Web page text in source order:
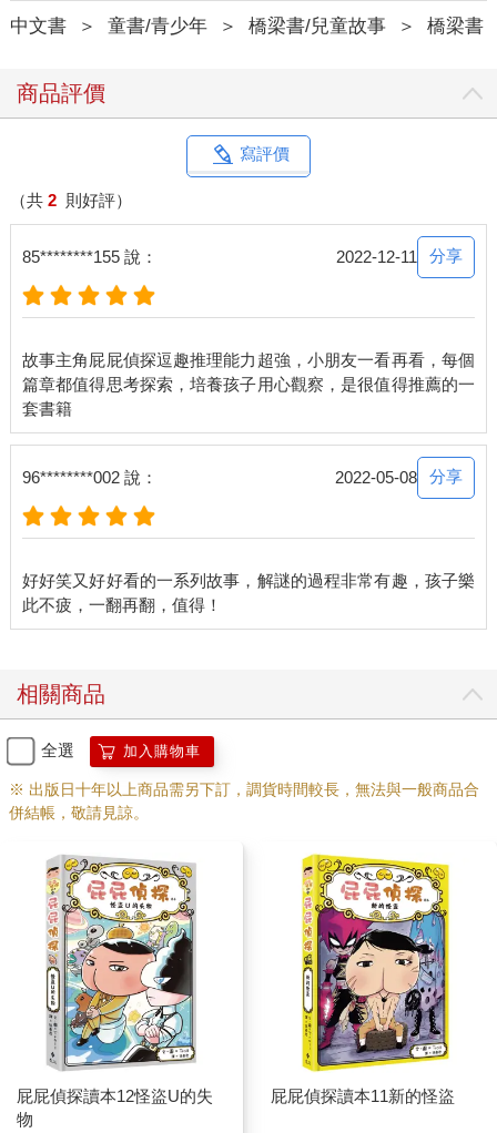
中文書 ＞ 童書/青少年 ＞ 橋梁書/兒童故事 ＞ 橋梁書
商品評價
寫評價
（共 2 則好評）
85********155 說： 2022-12-11 分享
故事主角屁屁偵探逗趣推理能力超強，小朋友一看再看，每個
篇章都值得思考探索，培養孩子用心觀察，是很值得推薦的一
套書籍
96********002 說： 2022-05-08 分享
好好笑又好好看的一系列故事，解謎的過程非常有趣，孩子樂
相關商品
全選 加入購物車
※ 出版日十年以上商品需另下訂，調貨時間較長，無法與一般商品合
併結帳，敬請見諒。
屁屁偵探讀本12怪盜U的失
物
屁屁偵探讀本11新的怪盜